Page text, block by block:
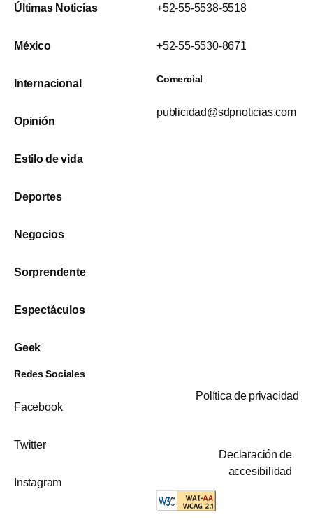
Últimas Noticias
México
Internacional
Opinión
Estilo de vida
Deportes
Negocios
Sorprendente
Espectáculos
Geek
+52-55-5538-5518
+52-55-5530-8671
Comercial
publicidad@sdpnoticias.com
Redes Sociales
Facebook
Twitter
Instagram
Política de privacidad
Declaración de
accesibilidad